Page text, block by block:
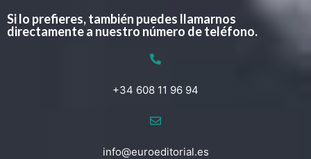
Si lo prefieres, también puedes llamarnos
directamente a nuestro número de teléfono.
+34 608 11 96 94
info@euroeditorial.es